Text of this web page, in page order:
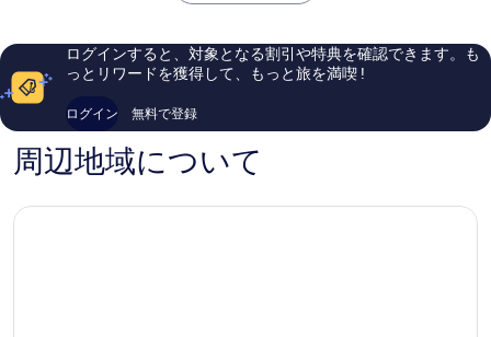
ら
い、
口
499
件
の
&
ス
口
コ
ログインすると、対象となる割引や特典を確認できます。も
っとリワードを獲得して、もっと旅を満喫 !
ログイン 無料で登録
周辺地域について